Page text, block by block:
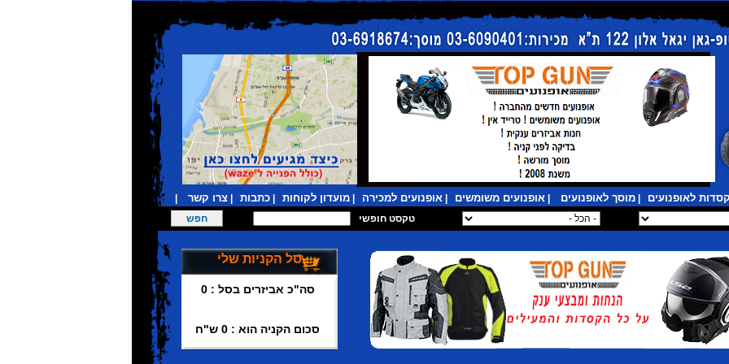
קסדות לאופנועים מוסך לאופנועים אופנועים משומשים אופנועים למכירה מועדון לקוחות כתבות צרו קשר
סל הקניות שלי
סה"כ אביזרים בסל : 0
סכום הקניה הוא : 0 ש"ח